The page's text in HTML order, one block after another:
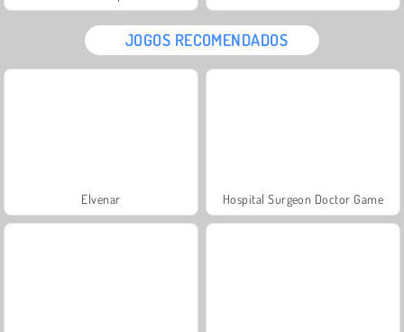
JOGOS RECOMENDADOS
Elvenar Hospital Surgeon Doctor Game